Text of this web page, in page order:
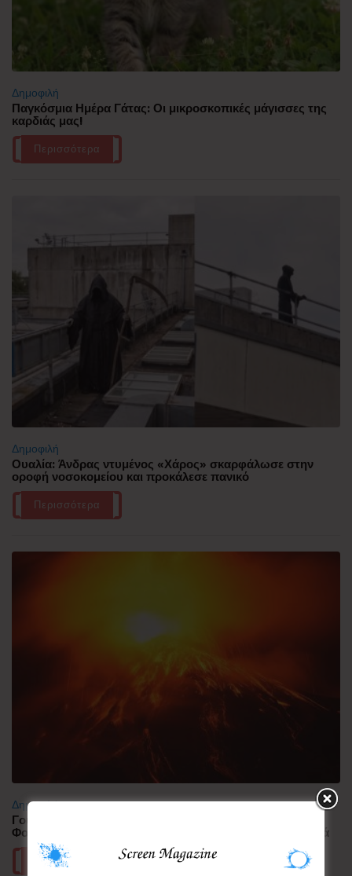
Δημοφιλή
Παγκόσμια Ημέρα Γάτας: Οι μικροσκοπικές μάγισσες της
καρδιάς μας!
Περισσότερα
Δημοφιλή
Ουαλία: Άνδρας ντυμένος «Χάρος» σκαρφάλωσε στην
οροφή νοσοκομείου και προκάλεσε πανικό
Περισσότερα
Δημοφιλή
Γουατεμάλα: Σε ύφεση η δραστηριότητα του ηφαιστείου
Φουέγο – 1.700 άνθρωποι απομακρύνθηκαν προληπτικά
Περισσότερα